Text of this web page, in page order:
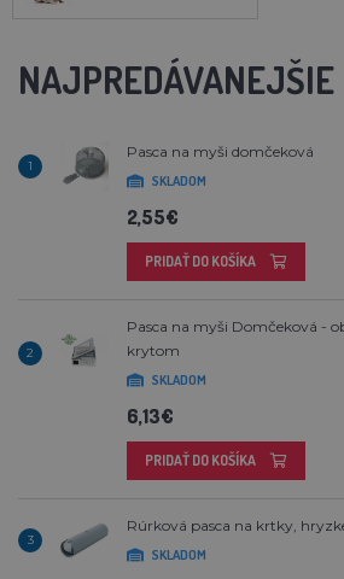
NAJPREDÁVANEJŠIE
1
Pasca na myši domčeková
SKLADOM
2,55€
PRIDAŤ DO KOŠÍKA
2
Pasca na myši Domčeková -
krytom
SKLADOM
6,13€
PRIDAŤ DO KOŠÍKA
3
Rúrková pasca na krtky,
SKLADOM